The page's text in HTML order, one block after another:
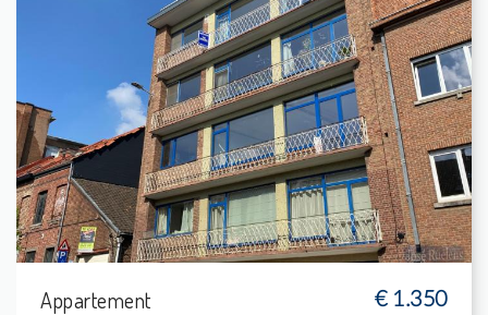
Verhuurd: Appartement
3
2
157 m²
Appartement € 1.350